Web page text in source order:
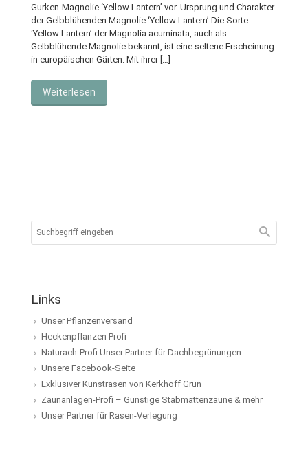
Gurken-Magnolie ‘Yellow Lantern’ vor. Ursprung und Charakter
der Gelbblühenden Magnolie ‘Yellow Lantern’ Die Sorte
‘Yellow Lantern’ der Magnolia acuminata, auch als
Gelbblühende Magnolie bekannt, ist eine seltene Erscheinung
in europäischen Gärten. Mit ihrer […]
Weiterlesen
Links
Unser Pflanzenversand
Heckenpflanzen Profi
Naturach-Profi Unser Partner für Dachbegrünungen
Unsere Facebook-Seite
Exklusiver Kunstrasen von Kerkhoff Grün
Zaunanlagen-Profi – Günstige Stabmattenzäune & mehr
Unser Partner für Rasen-Verlegung